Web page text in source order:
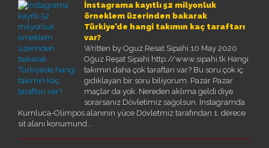
GÖZTEPELIST'E KATKI
ÖDÜLLER
BASIN BILDIRILERI
NASIL ÜYE OLURUM ?
ANKETLER
RÖPORTAJLAR
TRIBÜN
TRIBÜNDE BU HAFTA
TRIBÜN ANILARI
TEZAHÜRAT KAYITLARI
TARAFTAR ANAYASASI
MULTIMEDYA
İnstagrama kayıtlı 52 milyonluk
örneklem üzerinden bakarak
Türkiye’de hangi takımın kaç taraftarı
var?
Written by Oguz Resat Sipahi 10 May 2020
Oğuz Reşat Sipahi http://www.sipahi.tk Hangi
takımın daha çok taraftarı var? Bu soru çok iç
gıdıklayan bir soru biliyorum. Pazar Pazar
maçlar da yok. Nereden aklıma geldi diye
sorarsanız Dövletimiz sağolsun. İnstagramda
Kumluca-Olimpos alanının yüce Dövletmiz tarafından 1. derece
sit alanı konumund...